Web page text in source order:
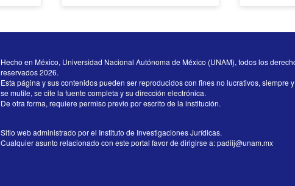
Hecho en México, Universidad Nacional Autónoma de México (UNAM), todos los
reservados 2026.
Esta página y sus contenidos pueden ser reproducidos con fines no lucrativos, siempre
se mutile, se cite la fuente completa y su dirección electrónica.
De otra forma, requiere permiso previo por escrito de la institución.
Sitio web administrado por el Instituto de Investigaciones Jurídicas.
Cualquier asunto relacionado con este portal favor de dirigirse a:padiij@unam.mx